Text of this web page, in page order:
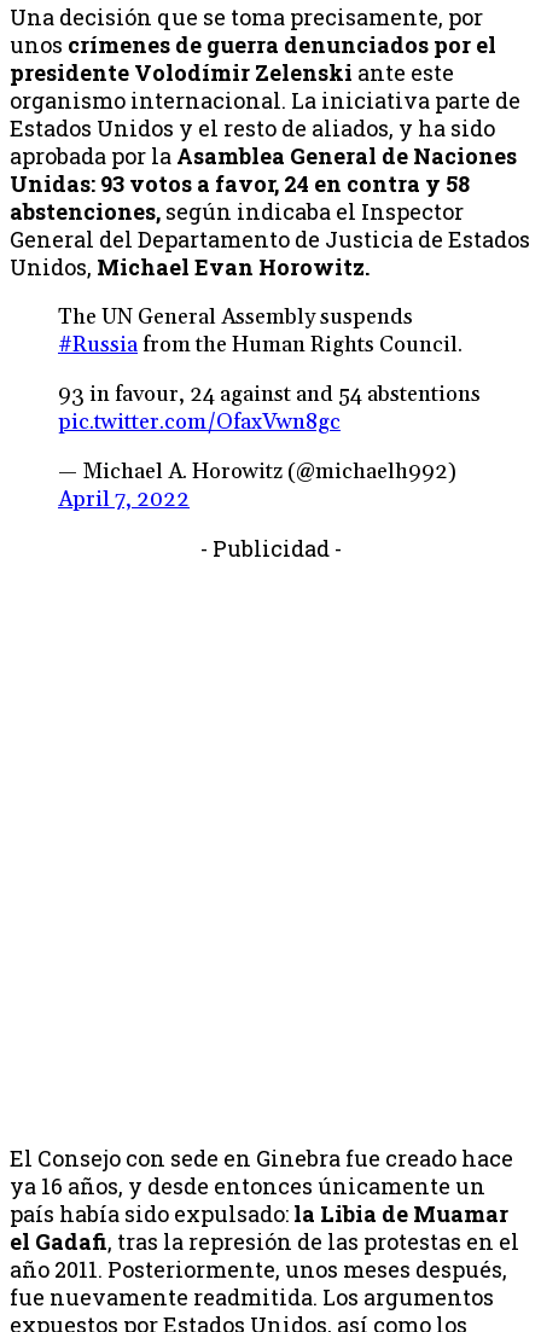
Una decisión que se toma precisamente, por
unos crímenes de guerra denunciados por el
presidente Volodímir Zelenski ante este
organismo internacional. La iniciativa parte de
Estados Unidos y el resto de aliados, y ha sido
aprobada por la Asamblea General de Naciones
Unidas: 93 votos a favor, 24 en contra y 58
abstenciones, según indicaba el Inspector
General del Departamento de Justicia de Estados
Unidos, Michael Evan Horowitz.
The UN General Assembly suspends
#Russiafrom the Human Rights Council.
93 in favour, 24 against and 54 abstentions
pic.twitter.com/OfaxVwn8gc
— Michael A. Horowitz (@michaelh992)
April 7, 2022
- Publicidad -
El Consejo con sede en Ginebra fue creado hace
ya 16 años, y desde entonces únicamente un
país había sido expulsado: la Libia de Muamar
el Gadafi, tras la represión de las protestas en el
año 2011. Posteriormente, unos meses después,
fue nuevamente readmitida. Los argumentos
expuestos por Estados Unidos, así como los